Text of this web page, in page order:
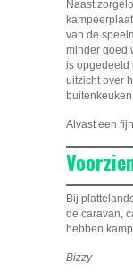
Naast
van de
minder goed
is opgedeeld
uitzicht over
Alvast een
Bij
de caravan,
hebben
Bizzy